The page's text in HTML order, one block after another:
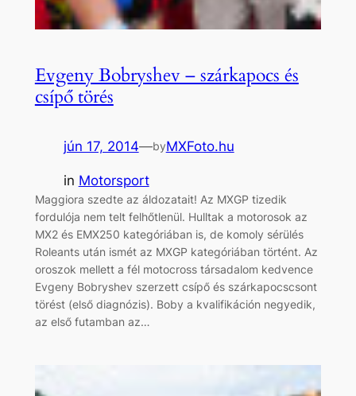
Evgeny Bobryshev – szárkapocs és
csípő törés
jún 17, 2014—byMXFoto.hu
in Motorsport
Maggiora szedte az áldozatait! Az MXGP tizedik
fordulója nem telt felhőtlenül. Hulltak a motorosok az
MX2 és EMX250 kategóriában is, de komoly sérülés
Roleants után ismét az MXGP kategóriában történt. Az
oroszok mellett a fél motocross társadalom kedvence
Evgeny Bobryshev szerzett csípő és szárkapocscsont
törést (első diagnózis). Boby a kvalifikáción negyedik,
az első futamban az…